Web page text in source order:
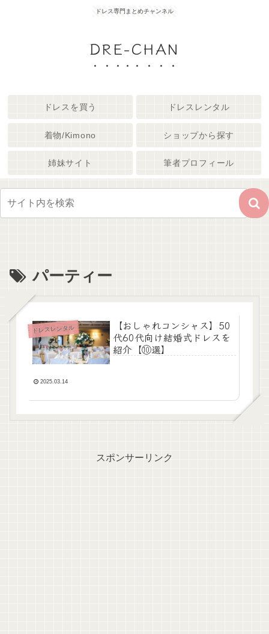
ドレス専門まとめチャンネル
DRE-CHAN
ドレスを買う ドレスレンタル
着物/Kimono ショップから探す
姉妹サイト 筆者プロフィール
パーティー
ドレスレンタル
【おしゃれコンシャス】50
代60代向け結婚式ドレスを
紹介【⑩選】
2025.03.14
スポンサーリンク